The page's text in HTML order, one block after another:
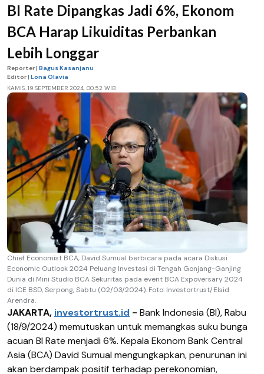
BI Rate Dipangkas Jadi 6%, Ekonom
BCA Harap Likuiditas Perbankan
Lebih Longgar
Reporter | Bagus Kasanjanu
Editor | Lona Olavia
KAMIS, 19 SEPTEMBER 2024, 00.52 WIB
Chief Economist BCA, David Sumual berbicara pada acara Diskusi
Economic Outlook 2024 Peluang Investasi di Tengah Gonjang-Ganjing
Dunia di Mini Studio BCA Sekuritas pada event BCA Expoversary 2024
di ICE BSD, Serpong, Sabtu (02/03/2024). Foto: Investortrust/Elsid
Arendra.
JAKARTA, investortrust.id - Bank Indonesia (BI), Rabu
(18/9/2024) memutuskan untuk memangkas suku bunga
acuan BI Rate menjadi 6%. Kepala Ekonom Bank Central
Asia (BCA) David Sumual mengungkapkan, penurunan ini
akan berdampak positif terhadap perekonomian,